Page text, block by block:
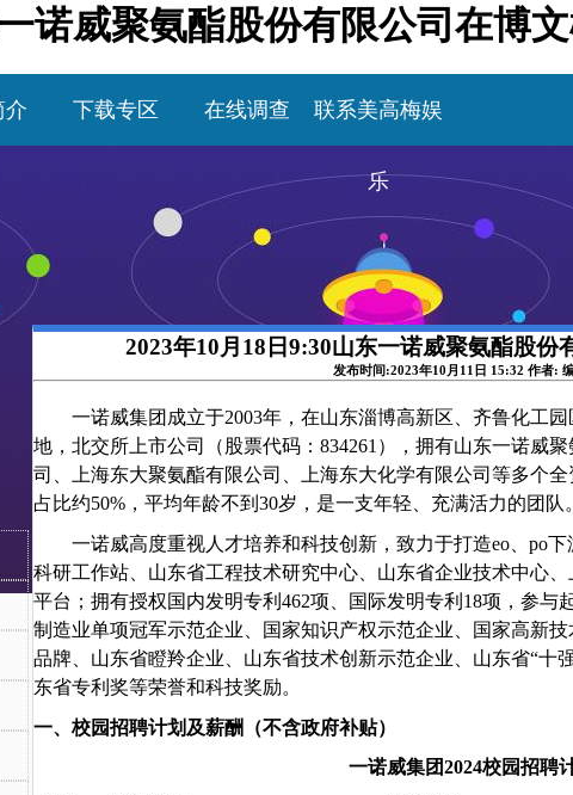
诺威聚氨酯股份有限公司在博
介 下载专区 在线调查 联系美高梅娱
乐
2023年10月18日9:30山东一诺威聚氨酯股份
发布时间:2023年10月11日 15:32 作者:
一诺威集团成立于2003年， 在山东淄博高新区、齐鲁化工
地 ，北交所上市公司（股票代码： 834261），拥有山东一诺威
司、上海东大聚氨酯有限公司、上海东大化学有限公司等多个全
占比约50%，平均年龄不到30岁，是一支年轻、充满活力的团队 。
一诺威高度重视人才培养和科技创新，致力于打造eo、po
科研工作站、山东省工程技术研究中心、山东省企业技术中心
平台；拥有授权国内发明专利462项、国际发明专利18项，参与
制造业单项冠军示范企业、国家知识产权示范企业、国家高新
品牌、山东省瞪羚企业、山东省技术创新示范企业、山东省“十
东省专利奖等荣誉和科技奖励。
一、校园招聘计划及薪酬（不含政府补贴）
一诺威集团2024校园招聘